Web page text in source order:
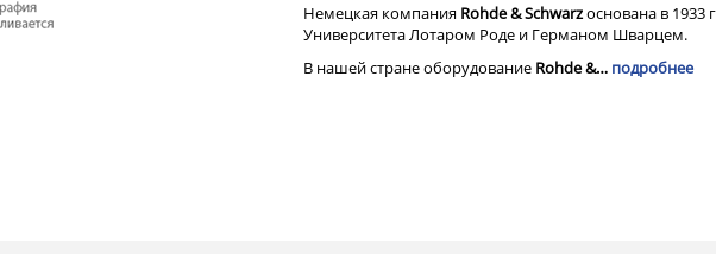
Немецкая компания Rohde & Schwarzоснована в
Университета Лотаром Роде и Германом Шварцем.
В нашей стране оборудование Rohde &… подробнее